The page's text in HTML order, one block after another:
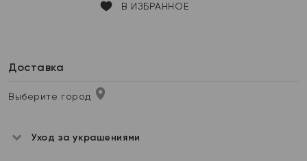
В ИЗБРАННОЕ
Доставка
Выберите город
Уход за украшениями